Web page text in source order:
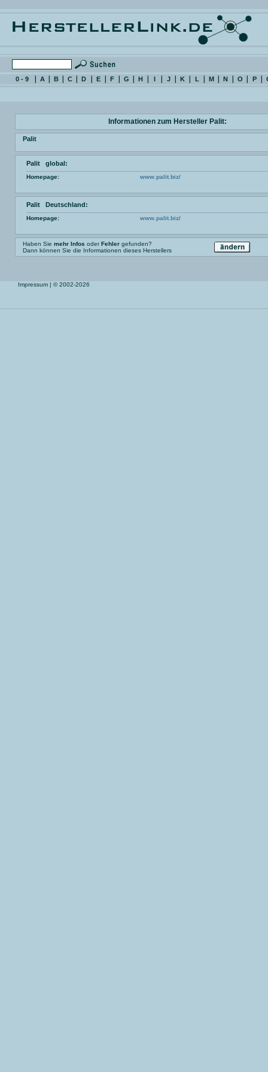
0 - 9 A B C D E F G H I J K L M N O P
Informationen zum Hersteller Palit:
Palit
Palit global:
Homepage: www.palit.biz/
Palit Deutschland:
Homepage: www.palit.biz/
Haben Sie mehr Infos oderFehler gefunden?
Dann können Sie die Informationen dieses Herstellers
Impressum | © 2002-2026